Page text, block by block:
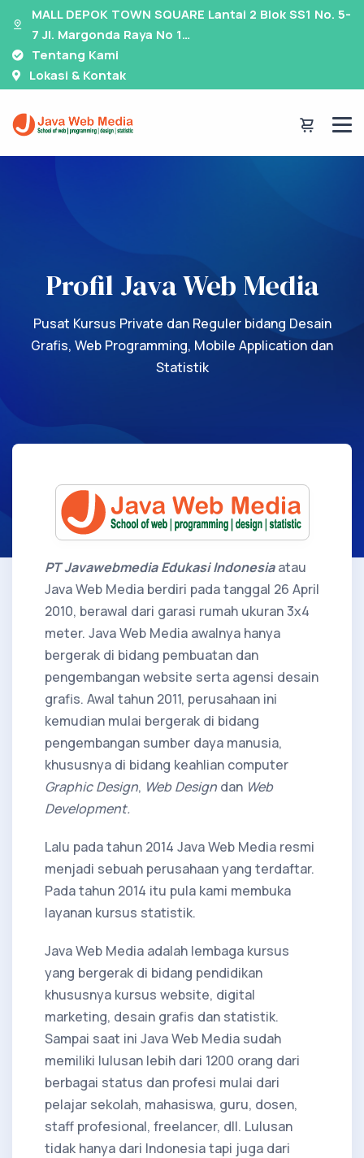
MALL DEPOK TOWN SQUARE Lantai 2 Blok SS1 No. 5-
7 Jl. Margonda Raya No 1…
Tentang Kami
Lokasi & Kontak
Profil Java Web Media
Pusat Kursus Private dan Reguler bidang Desain
Grafis, Web Programming, Mobile Application dan
Statistik
PT Javawebmedia Edukasi Indonesiaatau
Java Web Media berdiri pada tanggal 26 April
2010, berawal dari garasi rumah ukuran 3x4
meter. Java Web Media awalnya hanya
bergerak di bidang pembuatan dan
pengembangan website serta agensi desain
grafis. Awal tahun 2011, perusahaan ini
kemudian mulai bergerak di bidang
pengembangan sumber daya manusia,
khususnya di bidang keahlian computer
Graphic Design, Web Design dan Web
Development.
Lalu pada tahun 2014 Java Web Media resmi
menjadi sebuah perusahaan yang terdaftar.
Pada tahun 2014 itu pula kami membuka
layanan kursus statistik.
Java Web Media adalah lembaga kursus
yang bergerak di bidang pendidikan
khususnya kursus website, digital
marketing, desain grafis dan statistik.
Sampai saat ini Java Web Media sudah
memiliki lulusan lebih dari 1200 orang dari
berbagai status dan profesi mulai dari
pelajar sekolah, mahasiswa, guru, dosen,
staff profesional, freelancer, dll. Lulusan
tidak hanya dari Indonesia tapi juga dari